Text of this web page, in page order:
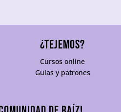
¿TEJEMOS?
Cursos online
Guías y patrones